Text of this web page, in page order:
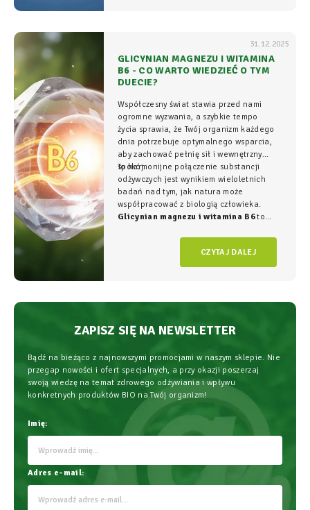
31.12.2025
GLICYNIAN MAGNEZU I WITAMINA
B6 - CO WARTO WIEDZIEĆ O TYM
DUECIE?
Współczesny świat stawia przed nami
ogromne wyzwania, a szybkie tempo
życia sprawia, że Twój organizm każdego
dnia potrzebuje optymalnego wsparcia,
aby zachować pełnię sił i wewnętrzny
spokój.
To harmonijne połączenie substancji
odżywczych jest wynikiem wieloletnich
badań nad tym, jak natura może
współpracować z biologią człowieka.
Glicynian magnezu i witamina B6to
fundament świadomego wspierania
organizmu, łączący wysoką skuteczność z
najwyższym bezpieczeństwem
CZYTAJ DALEJ
ZAPISZ SIĘ NA NEWSLETTER
Bądź na bieżąco z najnowszymi promocjami w naszym sklepie. Nie
przegap nowości i ofert specjalnych, a przy okazji poszerzaj
swoją wiedzę na temat zdrowego odżywiania i wpływu
konkretnych produktów BIO na Twój organizm!
Imię:
Adres e-mail: